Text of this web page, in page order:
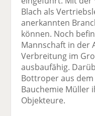
Blach als
anerkannten
können. Noch
Mannschaft in der
Verbreitung im
ausbaufähig.
Bottroper aus
Bauchemie Müller
Objekteure.